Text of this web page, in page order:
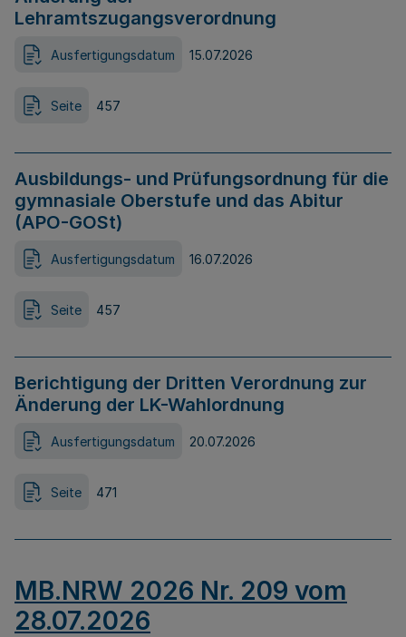
Lehramtszugangsverordnung
Ausfertigungsdatum 15.07.2026
Seite 457
Ausbildungs- und Prüfungsordnung für die
gymnasiale Oberstufe und das Abitur
(APO-GOSt)
Ausfertigungsdatum 16.07.2026
Seite 457
Berichtigung der Dritten Verordnung zur
Änderung der LK-Wahlordnung
Ausfertigungsdatum 20.07.2026
Seite 471
MB.NRW 2026 Nr. 209 vom
28.07.2026